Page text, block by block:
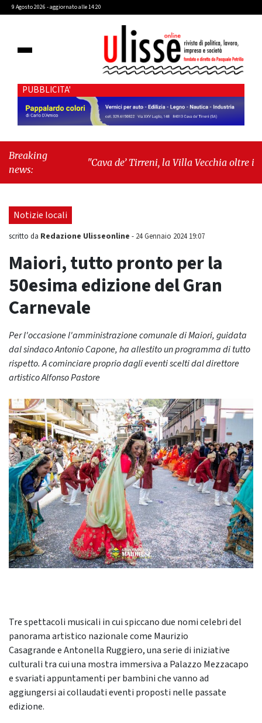
9 Agosto 2026 - aggiornato alle 14:20
PUBBLICITA'
Breaking
news:
"Cava de’ Tirreni, la Villa Vecchia oltre i
seduta consiliare: “Serve chiarezza!”"
Notizie locali
scritto da Redazione Ulisseonline - 24 Gennaio 2024 19:07
Maiori, tutto pronto per la
50esima edizione del Gran
Carnevale
Per l'occasione l'amministrazione comunale di Maiori, guidata
dal sindaco Antonio Capone, ha allestito un programma di tutto
rispetto. A cominciare proprio dagli eventi scelti dal direttore
artistico Alfonso Pastore
Tre spettacoli musicali in cui spiccano due nomi celebri del
panorama artistico nazionale come Maurizio
Casagrande e Antonella Ruggiero, una serie di iniziative
culturali tra cui una mostra immersiva a Palazzo Mezzacapo
e svariati appuntamenti per bambini che vanno ad
aggiungersi ai collaudati eventi proposti nelle passate
edizione.